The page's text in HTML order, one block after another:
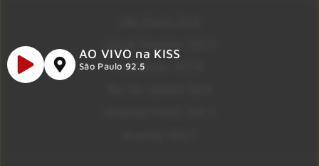
Campinas 107.9
AO VIVO na KISS
São Paulo 92.5